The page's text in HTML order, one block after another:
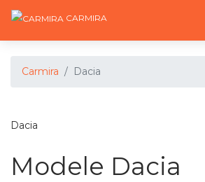
CARMIRA
Carmira Dacia
Dacia
Modele Dacia